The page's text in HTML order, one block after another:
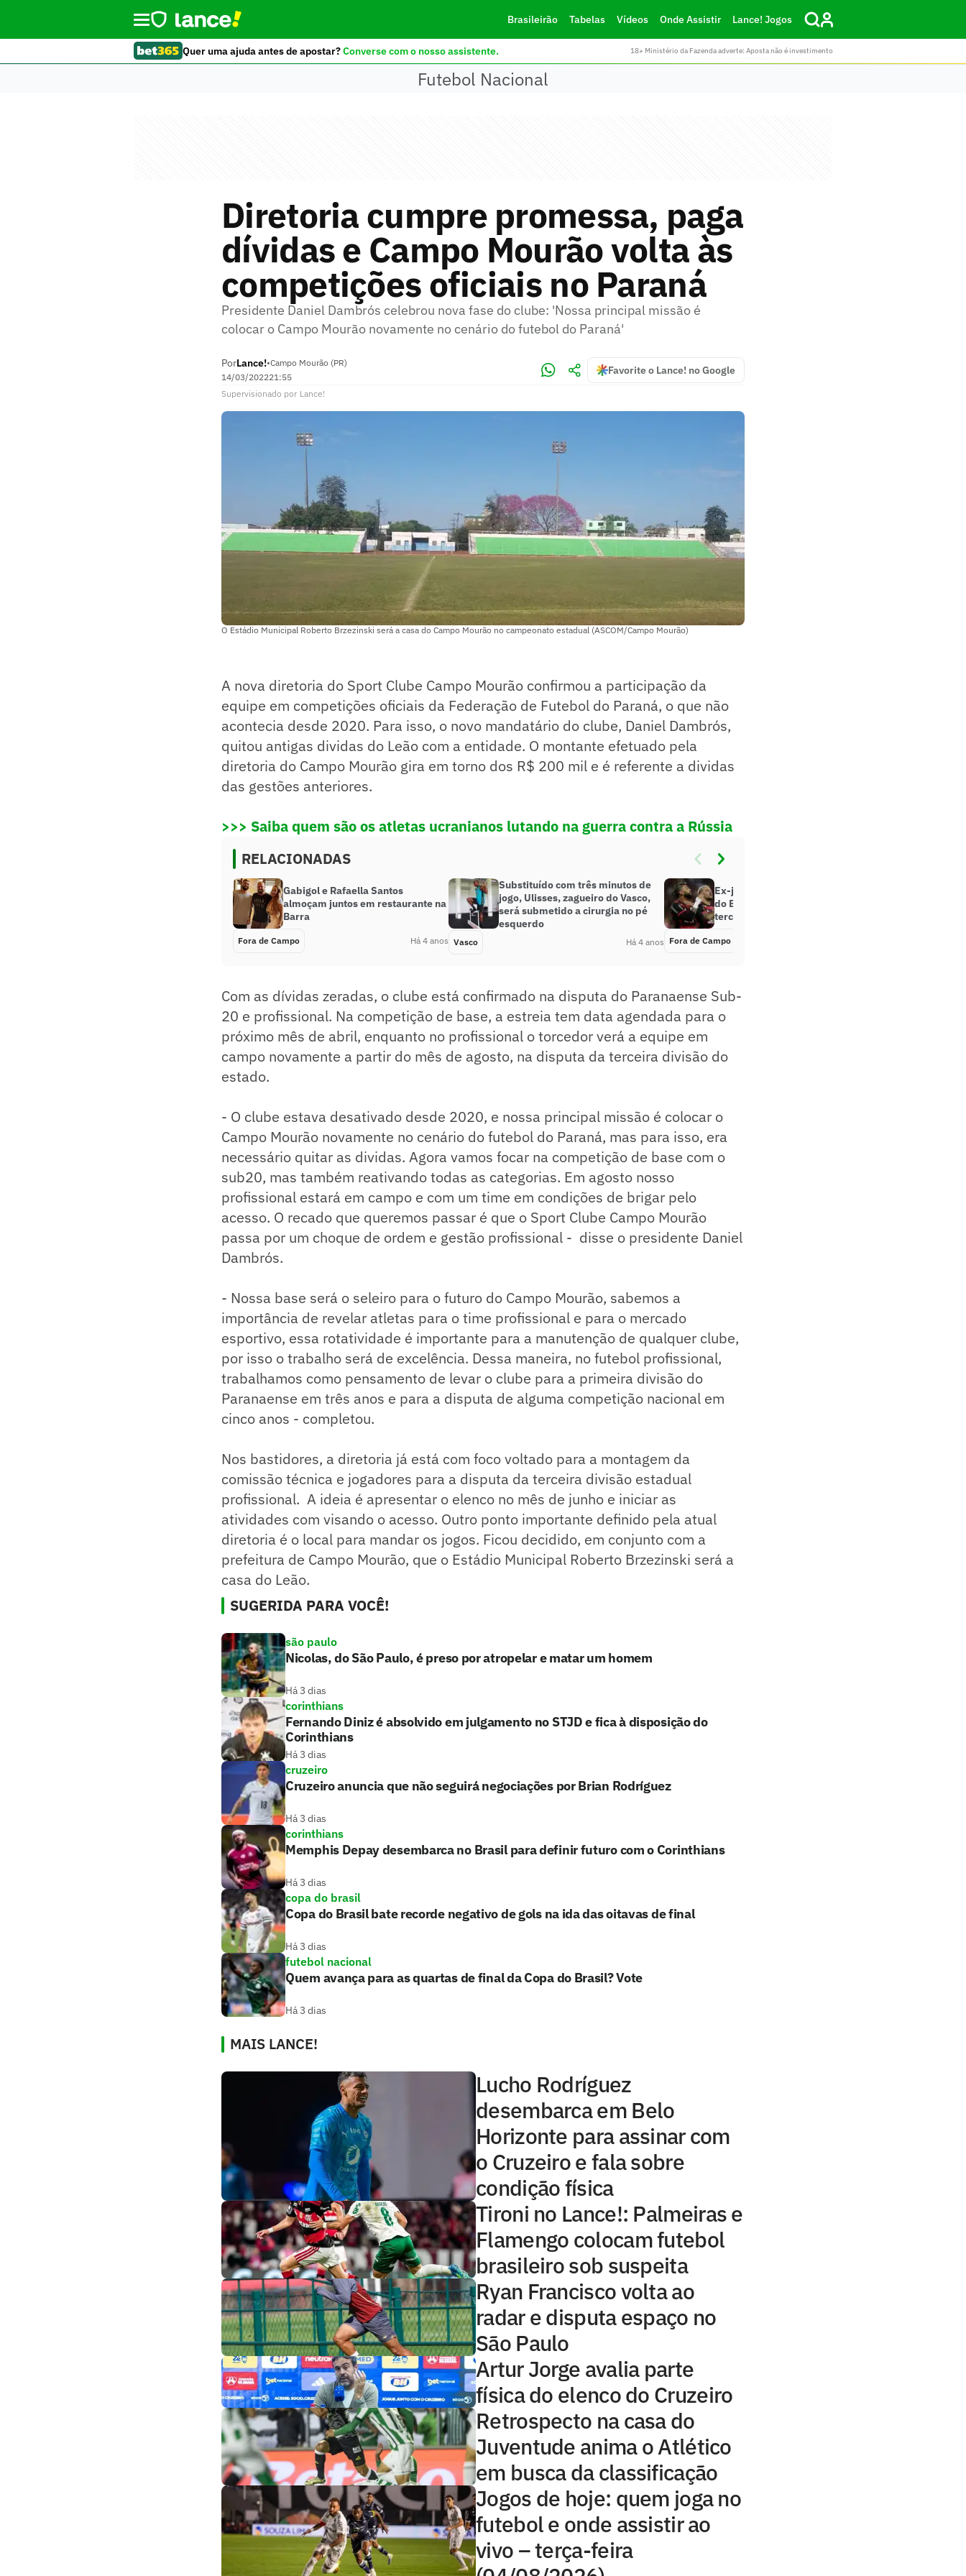
Brasileirão Tabelas Vídeos Onde Assistir Lance! Jogos
Quer uma ajuda antes de apostar?Converse com o nosso assistente. 18+ Ministério da Fazenda adverte: Aposta não é investimento
Futebol Nacional
Diretoria cumpre promessa, paga
dívidas e Campo Mourão volta às
competições oficiais no Paraná
Presidente Daniel Dambrós celebrou nova fase do clube: 'Nossa principal missão é
colocar o Campo Mourão novamente no cenário do futebol do Paraná'
PorLance!•Campo Mourão (PR)
14/03/202221:55
Favorite o Lance! no Google
Supervisionado por Lance!
O Estádio Municipal Roberto Brzezinski será a casa do Campo Mourão no campeonato estadual (ASCOM/Campo Mourão)
A nova diretoria do Sport Clube Campo Mourão confirmou a participação da
equipe em competições oficiais da Federação de Futebol do Paraná, o que não
acontecia desde 2020. Para isso, o novo mandatário do clube, Daniel Dambrós,
quitou antigas dividas do Leão com a entidade. O montante efetuado pela
diretoria do Campo Mourão gira em torno dos R$ 200 mil e é referente a dividas
das gestões anteriores.
>>> Saiba quem são os atletas ucranianos lutando na guerra contra a Rússia
RELACIONADAS
Gabigol e Rafaella Santos
almoçam juntos em restaurante na
Barra
Fora de Campo Há 4 anos
Substituído com três minutos de
jogo, Ulisses, zagueiro do Vasco,
será submetido a cirurgia no pé
esquerdo
Vasco Há 4 anos
Ex-jogador elege time mais forte
do Brasil e coloca Flamengo em
terceiro
Fora de Campo
Com as dívidas zeradas, o clube está confirmado na disputa do Paranaense Sub-
20 e profissional. Na competição de base, a estreia tem data agendada para o
próximo mês de abril, enquanto no profissional o torcedor verá a equipe em
campo novamente a partir do mês de agosto, na disputa da terceira divisão do
estado.
- O clube estava desativado desde 2020, e nossa principal missão é colocar o
Campo Mourão novamente no cenário do futebol do Paraná, mas para isso, era
necessário quitar as dividas. Agora vamos focar na competição de base com o
sub20, mas também reativando todas as categorias. Em agosto nosso
profissional estará em campo e com um time em condições de brigar pelo
acesso. O recado que queremos passar é que o Sport Clube Campo Mourão
passa por um choque de ordem e gestão profissional - disse o presidente Daniel
Dambrós.
- Nossa base será o seleiro para o futuro do Campo Mourão, sabemos a
importância de revelar atletas para o time profissional e para o mercado
esportivo, essa rotatividade é importante para a manutenção de qualquer clube,
por isso o trabalho será de excelência. Dessa maneira, no futebol profissional,
trabalhamos como pensamento de levar o clube para a primeira divisão do
Paranaense em três anos e para a disputa de alguma competição nacional em
cinco anos - completou.
Nos bastidores, a diretoria já está com foco voltado para a montagem da
comissão técnica e jogadores para a disputa da terceira divisão estadual
profissional. A ideia é apresentar o elenco no mês de junho e iniciar as
atividades com visando o acesso. Outro ponto importante definido pela atual
diretoria é o local para mandar os jogos. Ficou decidido, em conjunto com a
prefeitura de Campo Mourão, que o Estádio Municipal Roberto Brzezinski será a
casa do Leão.
SUGERIDA PARA VOCÊ!
são paulo
Nicolas, do São Paulo, é preso por atropelar e matar um homem
Há 3 dias
corinthians
Fernando Diniz é absolvido em julgamento no STJD e fica à disposição do
Corinthians
Há 3 dias
cruzeiro
Cruzeiro anuncia que não seguirá negociações por Brian Rodríguez
Há 3 dias
corinthians
Memphis Depay desembarca no Brasil para definir futuro com o Corinthians
Há 3 dias
copa do brasil
Copa do Brasil bate recorde negativo de gols na ida das oitavas de final
Há 3 dias
futebol nacional
Quem avança para as quartas de final da Copa do Brasil? Vote
Há 3 dias
MAIS LANCE!
Lucho Rodríguez
desembarca em Belo
Horizonte para assinar com
o Cruzeiro e fala sobre
condição física
Tironi no Lance!: Palmeiras e
Flamengo colocam futebol
brasileiro sob suspeita
Ryan Francisco volta ao
radar e disputa espaço no
São Paulo
Artur Jorge avalia parte
física do elenco do Cruzeiro
Retrospecto na casa do
Juventude anima o Atlético
em busca da classificação
Jogos de hoje: quem joga no
futebol e onde assistir ao
vivo – terça-feira